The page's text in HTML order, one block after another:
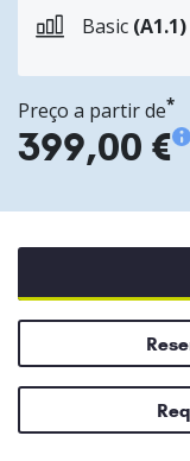
Basic (A1.1)
Preço a partir de*
399,00 €